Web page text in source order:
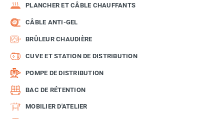
PLANCHER ET CÂBLE CHAUFFANTS
CÂBLE ANTI-GEL
BRÛLEUR CHAUDIÈRE
CUVE ET STATION DE DISTRIBUTION
POMPE DE DISTRIBUTION
BAC DE RÉTENTION
MOBILIER D'ATELIER